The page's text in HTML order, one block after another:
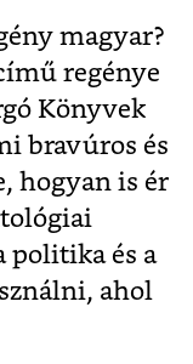
magyar?
regénye
Könyvek
bravúros és
hogyan is ér
politika és a
ahol